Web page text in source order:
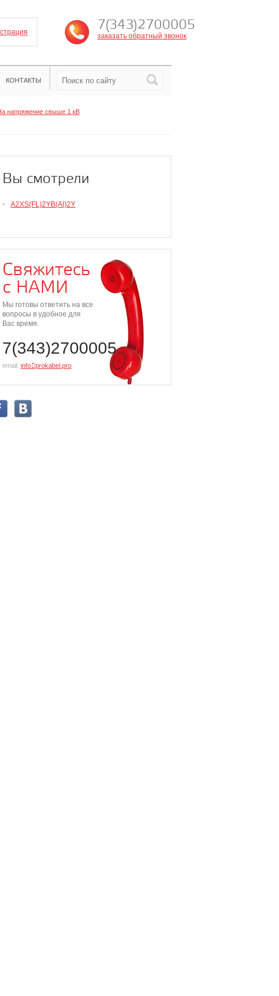
7(343)2700005
заказать обратный звонок
КОНТАКТЫ
напряжение свыше 1 кВ
Вы смотрели
A2XS(FL)2YB(Al)2Y
Свяжитесь
с НАМИ
Мы готовы ответить на все
вопросы в удобное для
Вас время.
7(343)2700005
email: info⃝prokabel.pro